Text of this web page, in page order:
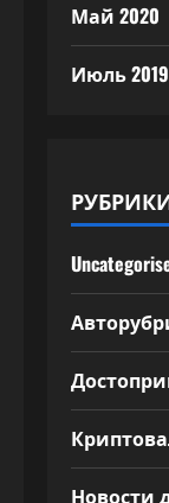
Май 2020
Июль 2019
Новости